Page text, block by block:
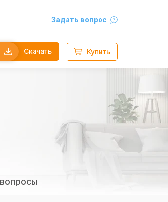
Задать вопрос
Скачать Купить
вопросы